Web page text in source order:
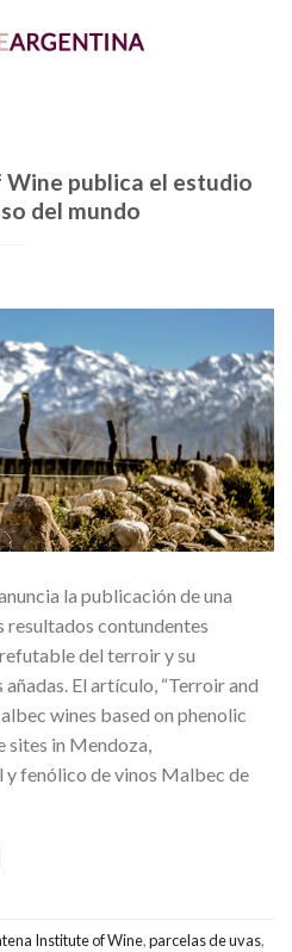
publica el estudio
del mundo
la publicación de una
resultados contundentes
del terroir y su
El artículo, “Terroir and
wines based on phenolic
sites in Mendoza,
y fenólico de vinos Malbec de
Institute of Wine,parcelas de uvas,